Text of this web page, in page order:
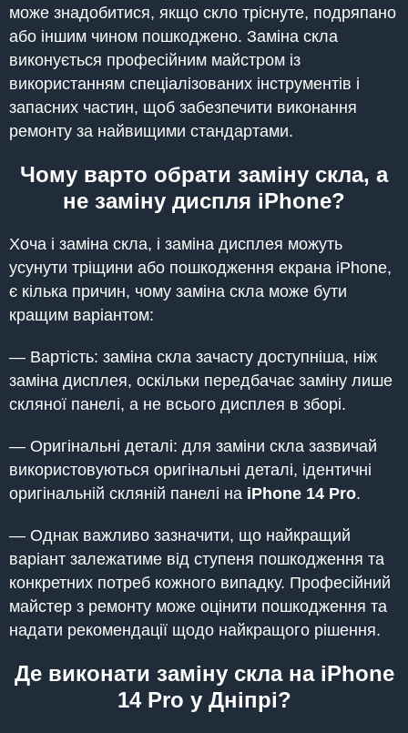
може знадобитися, якщо скло тріснуте, подряпано
або іншим чином пошкоджено. Заміна скла
виконується професійним майстром із
використанням спеціалізованих інструментів і
запасних частин, щоб забезпечити виконання
ремонту за найвищими стандартами.
Чому варто обрати заміну скла, а
не заміну диспля iPhone?
Хоча і заміна скла, і заміна дисплея можуть
усунути тріщини або пошкодження екрана iPhone,
є кілька причин, чому заміна скла може бути
кращим варіантом:
— Вартість: заміна скла зачасту доступніша, ніж
заміна дисплея, оскільки передбачає заміну лише
скляної панелі, а не всього дисплея в зборі.
— Оригінальні деталі: для заміни скла зазвичай
використовуються оригінальні деталі, ідентичні
оригінальній скляній панелі на iPhone 14 Pro.
— Однак важливо зазначити, що найкращий
варіант залежатиме від ступеня пошкодження та
конкретних потреб кожного випадку. Професійний
майстер з ремонту може оцінити пошкодження та
надати рекомендації щодо найкращого рішення.
Де виконати заміну скла на iPhone
14 Pro у Дніпрі?